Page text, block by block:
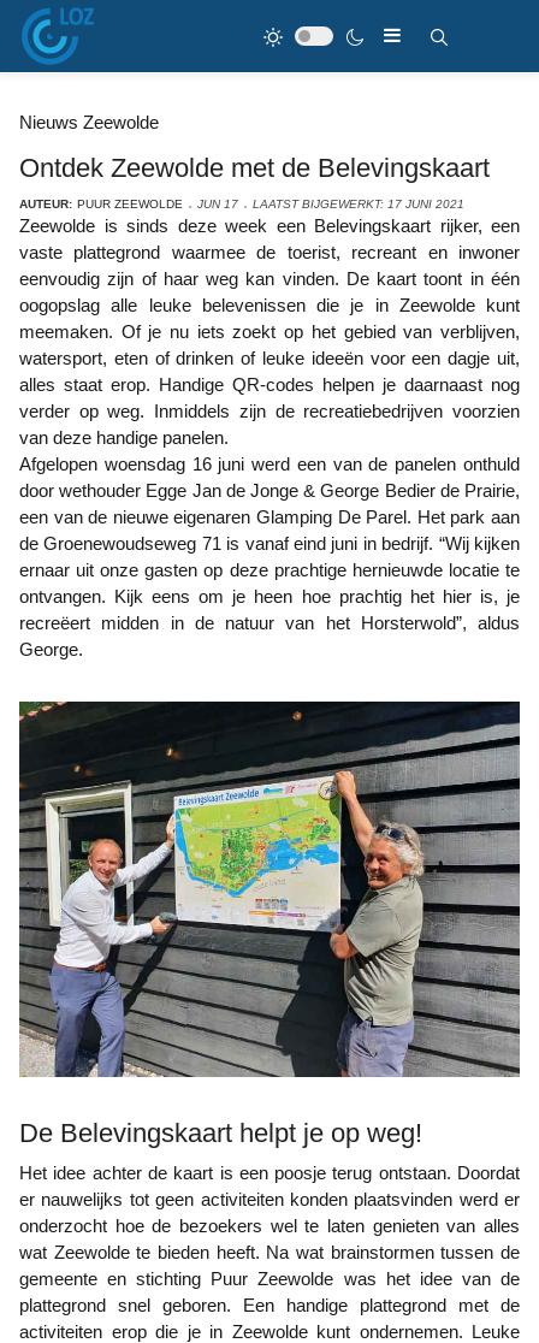
Nieuws Zeewolde
Ontdek Zeewolde met de Belevingskaart
AUTEUR: PUUR ZEEWOLDE JUN 17 LAATST BIJGEWERKT: 17 JUNI 2021
Zeewolde is sinds deze week een Belevingskaart rijker, een
vaste plattegrond waarmee de toerist, recreant en inwoner
eenvoudig zijn of haar weg kan vinden. De kaart toont in één
oogopslag alle leuke belevenissen die je in Zeewolde kunt
meemaken. Of je nu iets zoekt op het gebied van verblijven,
watersport, eten of drinken of leuke ideeën voor een dagje uit,
alles staat erop. Handige QR-codes helpen je daarnaast nog
verder op weg. Inmiddels zijn de recreatiebedrijven voorzien
van deze handige panelen.
Afgelopen woensdag 16 juni werd een van de panelen onthuld
door wethouder Egge Jan de Jonge & George Bedier de Prairie,
een van de nieuwe eigenaren Glamping De Parel. Het park aan
de Groenewoudseweg 71 is vanaf eind juni in bedrijf. “Wij kijken
ernaar uit onze gasten op deze prachtige hernieuwde locatie te
ontvangen. Kijk eens om je heen hoe prachtig het hier is, je
recreëert midden in de natuur van het Horsterwold”, aldus
George.
De Belevingskaart helpt je op weg!
Het idee achter de kaart is een poosje terug ontstaan. Doordat
er nauwelijks tot geen activiteiten konden plaatsvinden werd er
onderzocht hoe de bezoekers wel te laten genieten van alles
wat Zeewolde te bieden heeft. Na wat brainstormen tussen de
gemeente en stichting Puur Zeewolde was het idee van de
plattegrond snel geboren. Een handige plattegrond met de
activiteiten erop die je in Zeewolde kunt ondernemen. Leuke